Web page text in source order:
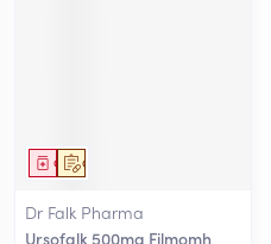
Op voorschrift
Geneesmiddel
Dr Falk Pharma
Ursofalk 500mg Filmomh